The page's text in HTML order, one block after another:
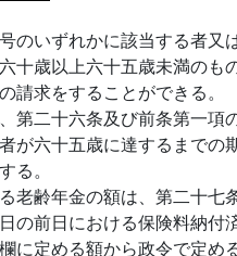
のいずれかに該当する者又
十歳以上六十五歳未満のも
請求をすることができる。
第二十六条及び前条第一項
が六十五歳に達するまでの
る。
老齢年金の額は、第二十七
の前日における保険料納付
に定める額から政令で定め